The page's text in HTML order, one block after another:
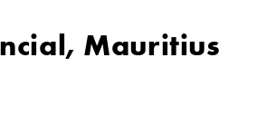
Mauritius